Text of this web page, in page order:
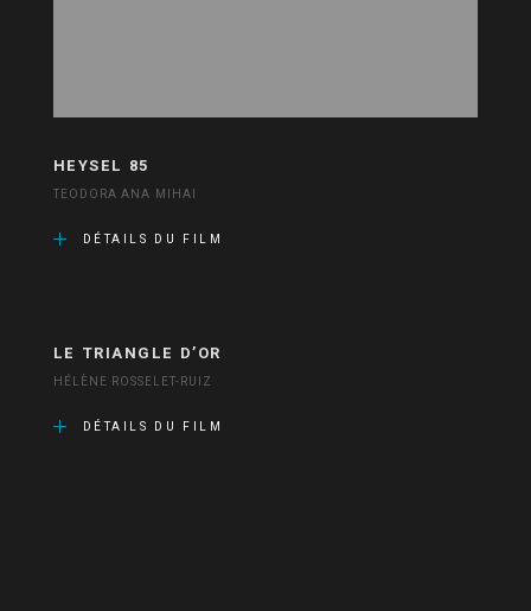
HEYSEL 85
TEODORA ANA MIHAI
DÉTAILS DU FILM
LE TRIANGLE D’OR
HÉLÈNE ROSSELET-RUIZ
DÉTAILS DU FILM